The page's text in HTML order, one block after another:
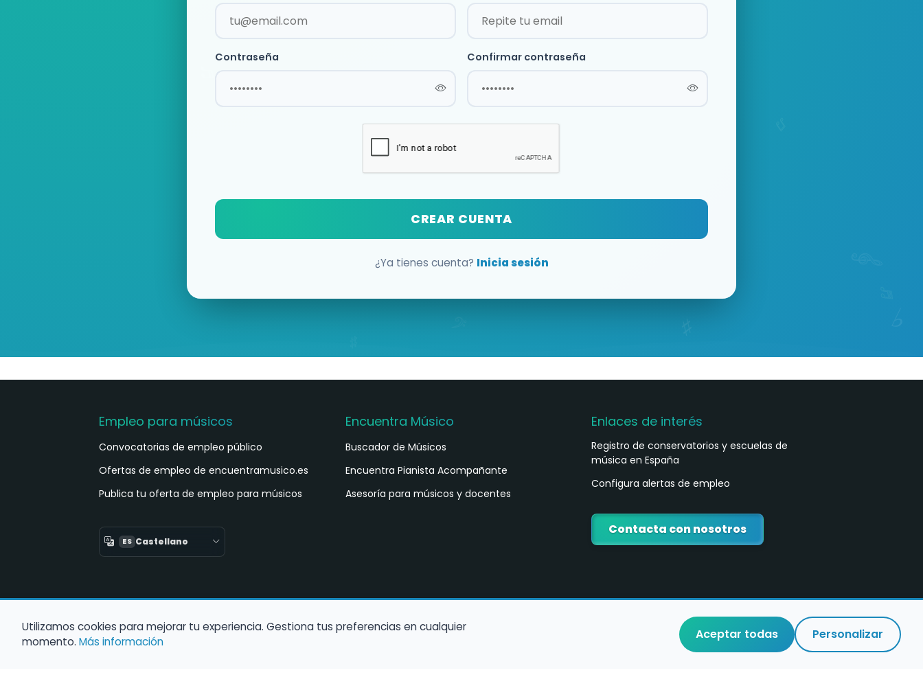
Contraseña Confirmar contraseña
CREAR CUENTA
¿Ya tienes cuenta? Inicia sesión
Empleo para músicos
Convocatorias de empleo público
Ofertas de empleo de encuentramusico.es
Publica tu oferta de empleo para músicos
ES Castellano
Encuentra Músico
Buscador de Músicos
Encuentra Pianista Acompañante
Asesoría para músicos y docentes
Enlaces de interés
Registro de conservatorios y escuelas de
música en España
Configura alertas de empleo
Contacta con nosotros
Utilizamos cookies para mejorar tu experiencia. Gestiona tus preferencias en cualquier
momento. Más información Aceptar todas Personalizar